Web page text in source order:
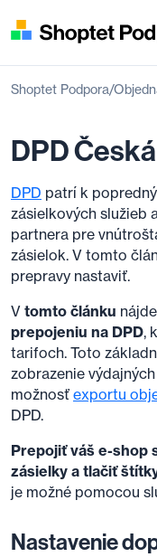
Shoptet Podpora
DPD
DPD patrí k
zásielkových služieb
partnera pre
zásielok. V tomto
prepravy nastaviť.
V tomto článku
prepojeniu na DPD,
tarifoch. Toto
zobrazenie
možnosť exportu
DPD.
Prepojiť váš e-shop
zásielky a tlačiť
je možné pomocou
Nastavenie